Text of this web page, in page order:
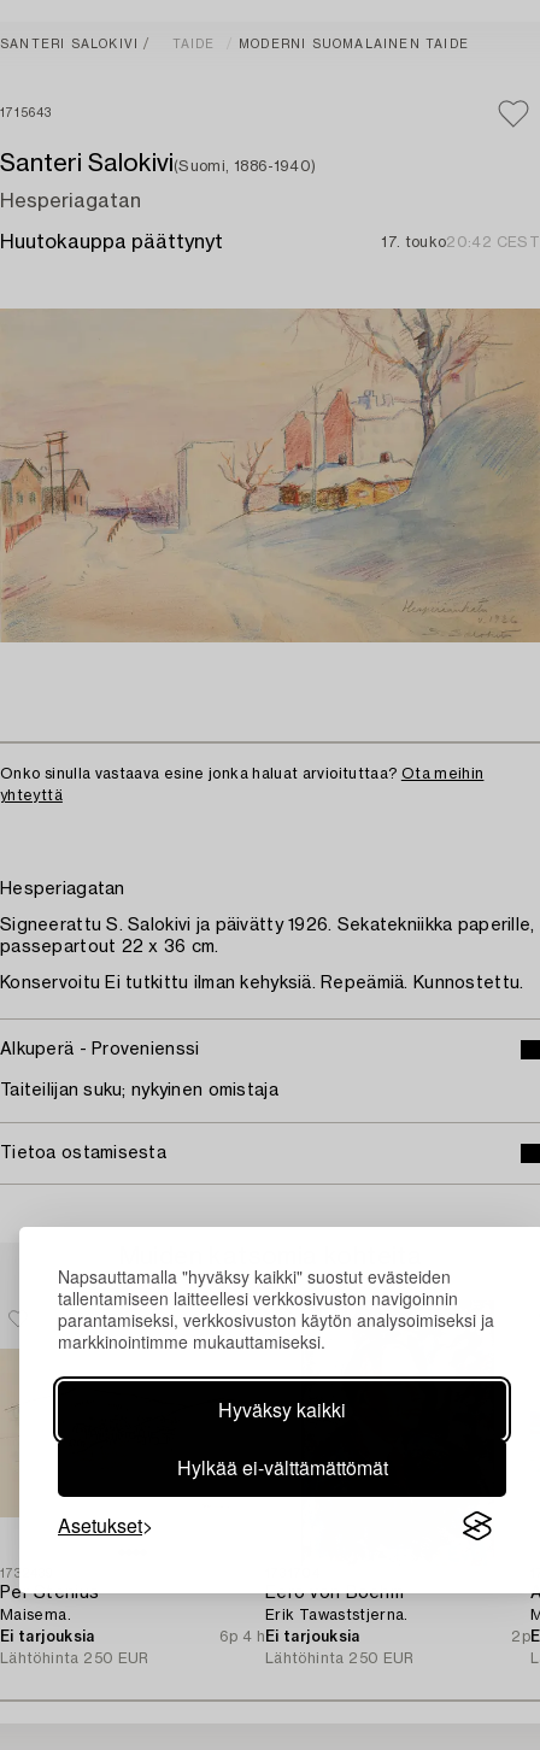
Napsauttamalla "hyväksy kaikki" suostut evästeiden
tallentamiseen laitteellesi verkkosivuston navigoinnin
parantamiseksi, verkkosivuston käytön analysoimiseksi ja
markkinointimme mukauttamiseksi.
Hyväksy kaikki
Hylkää ei-välttämättömät
Asetukset
SANTERI SALOKIVI TAIDE MODERNI SUOMALAINEN TAIDE
1715643
Santeri Salokivi(Suomi, 1886-1940)
Hesperiagatan
Huutokauppa päättynyt 17. touko20:42 CEST
Onko sinulla vastaava esine jonka haluat arvioituttaa? Ota meihin
yhteyttä
Hesperiagatan
Signeerattu S. Salokivi ja päivätty 1926. Sekatekniikka paperille,
passepartout 22 x 36 cm.
Konservoitu Ei tutkittu ilman kehyksiä. Repeämiä. Kunnostettu.
Alkuperä - Provenienssi
Taiteilijan suku; nykyinen omistaja
Tietoa ostamisesta
1732439
Per Stenius
Maisema.
Ei tarjouksia
6p 4 h
Lähtöhinta 250 EUR
Eero von Boehm
Erik Tawaststjerna.
Ei tarjouksia
2p
Lähtöhinta 250 EUR